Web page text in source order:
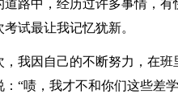
中，经历过许多事情，有
试最让我记忆犹新。
因自己的不断努力，在班
：“啧，我才不和你们这些差